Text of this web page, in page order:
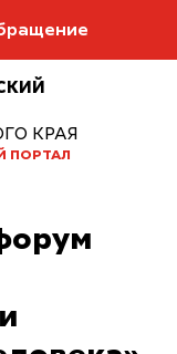
КРАЯ
ПОРТАЛ